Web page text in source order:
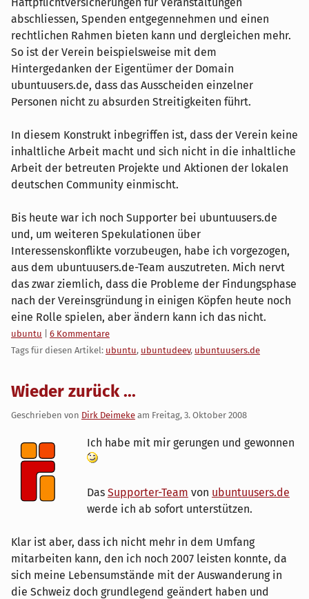
abschliessen, Spenden entgegennehmen und einen
rechtlichen Rahmen bieten kann und dergleichen mehr.
So ist der Verein beispielsweise mit dem
Hintergedanken der Eigentümer der Domain
ubuntuusers.de, dass das Ausscheiden einzelner
Personen nicht zu absurden Streitigkeiten führt.
In diesem Konstrukt inbegriffen ist, dass der Verein keine
inhaltliche Arbeit macht und sich nicht in die inhaltliche
Arbeit der betreuten Projekte und Aktionen der lokalen
deutschen Community einmischt.
Bis heute war ich noch Supporter bei ubuntuusers.de
und, um weiteren Spekulationen über
Interessenskonflikte vorzubeugen, habe ich vorgezogen,
aus dem ubuntuusers.de-Team auszutreten. Mich nervt
das zwar ziemlich, dass die Probleme der Findungsphase
nach der Vereinsgründung in einigen Köpfen heute noch
eine Rolle spielen, aber ändern kann ich das nicht.
Kategorien:
ubuntu
6 Kommentare
Tags für diesen Artikel: ubuntu, ubuntudeev, ubuntuusers.de
Wieder zurück ...
Geschrieben von Dirk Deimeke am Freitag, 3. Oktober 2008
Ich habe mit mir gerungen und gewonnen
Das Supporter-Team von ubuntuusers.de
werde ich ab sofort unterstützen.
Klar ist aber, dass ich nicht mehr in dem Umfang
mitarbeiten kann, den ich noch 2007 leisten konnte, da
sich meine Lebensumstände mit der Auswanderung in
die Schweiz doch grundlegend geändert haben und